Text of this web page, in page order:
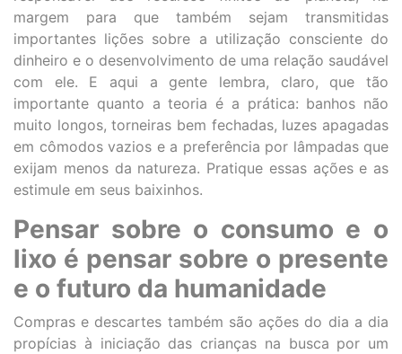
margem para que também sejam transmitidas
importantes lições sobre a utilização consciente do
dinheiro e o desenvolvimento de uma relação saudável
com ele. E aqui a gente lembra, claro, que tão
importante quanto a teoria é a prática: banhos não
muito longos, torneiras bem fechadas, luzes apagadas
em cômodos vazios e a preferência por lâmpadas que
exijam menos da natureza. Pratique essas ações e as
estimule em seus baixinhos.
Pensar sobre o consumo e o
lixo é pensar sobre o presente
e o futuro da humanidade
Compras e descartes também são ações do dia a dia
propícias à iniciação das crianças na busca por um